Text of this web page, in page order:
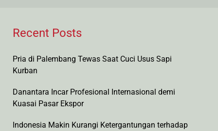
Recent Posts
Pria di Palembang Tewas Saat Cuci Usus Sapi
Kurban
Danantara Incar Profesional Internasional demi
Kuasai Pasar Ekspor
Indonesia Makin Kurangi Ketergantungan terhadap